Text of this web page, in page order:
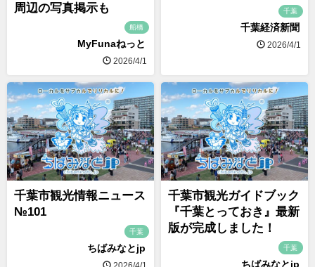
周辺の写真掲示も
船橋
MyFunaねっと
2026/4/1
千葉
千葉経済新聞
2026/4/1
千葉市観光情報ニュース
№101
千葉
ちばみなとjp
千葉市観光ガイドブック
『千葉とっておき』最新
版が完成しました！
千葉
ちばみなとjp